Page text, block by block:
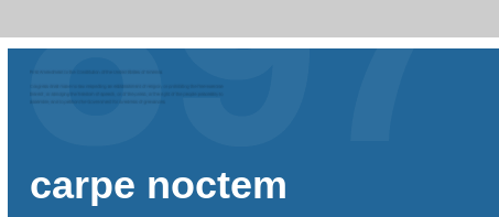
carpe noctem